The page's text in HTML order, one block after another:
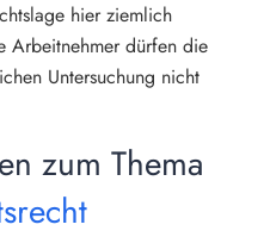
hier ziemlich
Arbeitnehmer dürfen die
Untersuchung nicht
zum Thema